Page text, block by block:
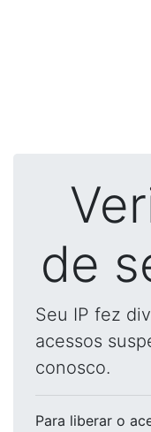
de
Seu IP fez
acessos
conosco.
Para liberar o